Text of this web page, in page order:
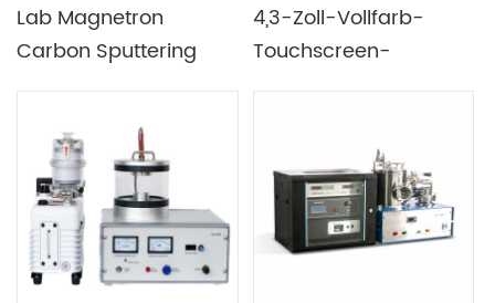
Lab Magnetron
Carbon Sputtering
für die Vorbereitung
wärmeempfindlicher
SEM-Proben
4,3-Zoll-Vollfarb-
Touchscreen-
verschiedene
Metallziele